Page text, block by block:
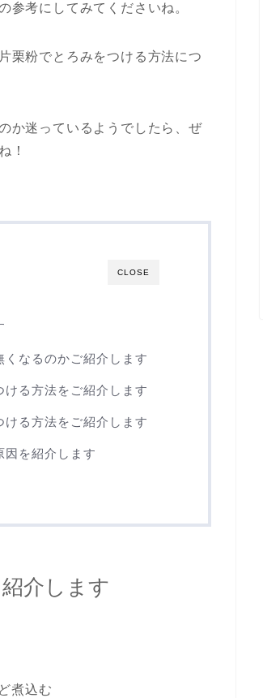
参考にしてみてくださいね。
栗粉でとろみをつける方法につ
か迷っているようでしたら、ぜ
！
CLOSE
なるのかご紹介します
る方法をご紹介します
る方法をご紹介します
因を紹介します
介します
煮込む